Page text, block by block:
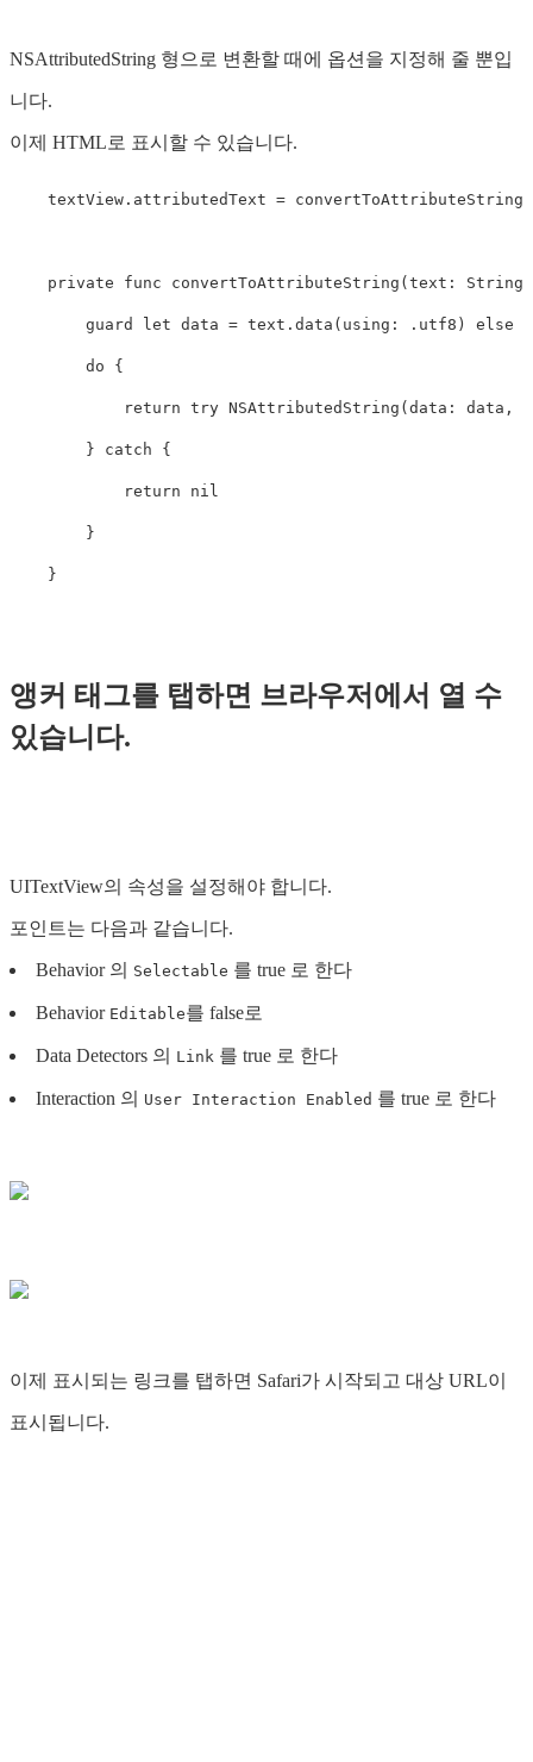
NSAttributedString 형으로 변환할 때에 옵션을 지정해 줄 뿐입
니다.
이제 HTML로 표시할 수 있습니다.
textView . attributedText = convertToAttributeString
private func convertToAttributeString (text : String
guard let data = text . data ( using : . utf8 ) else
do {
return try NSAttributedString (data : data ,
} catch {
return nil
}
}
앵커 태그를 탭하면 브라우저에서 열 수
있습니다.
UITextView의 속성을 설정해야 합니다.
포인트는 다음과 같습니다.
Behavior 의 Selectable 를 true 로 한다
Behavior Editable를 false로
Data Detectors 의 Link 를 true 로 한다
Interaction 의 User Interaction Enabled 를 true 로 한다
이제 표시되는 링크를 탭하면 Safari가 시작되고 대상 URL이
표시됩니다.